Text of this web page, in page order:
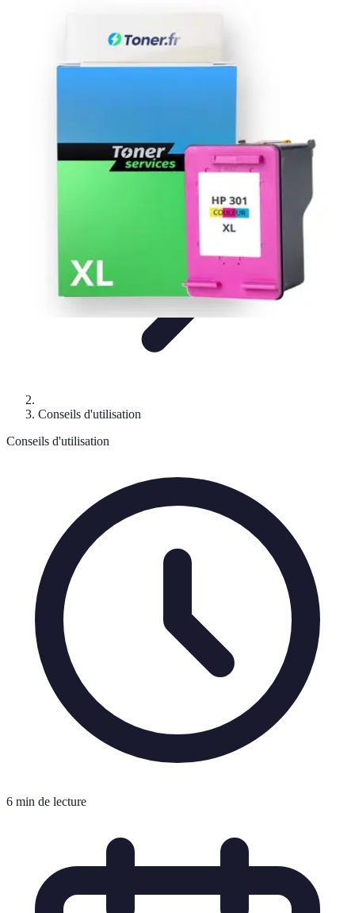
Choix et Comparaison
Conseils d'utilisation
Conseils d'utilisation
6 min de lecture